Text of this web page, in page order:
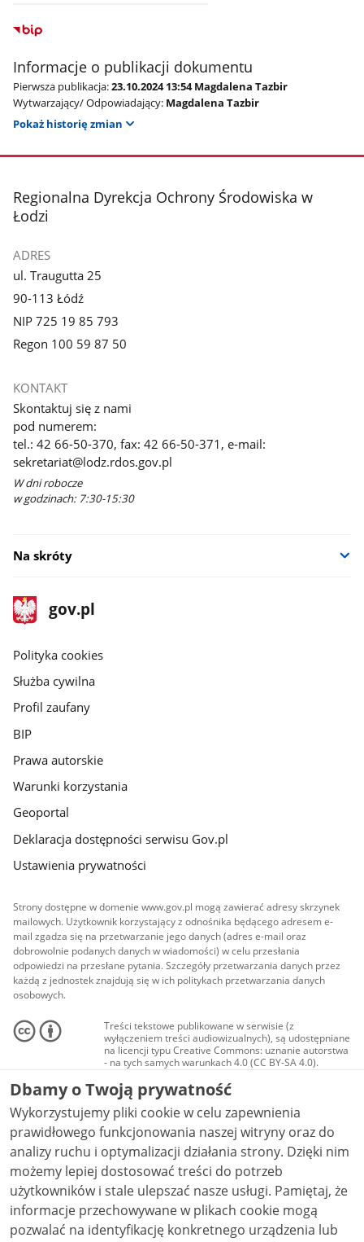
Informacje o publikacji dokumentu
Pierwsza publikacja:23.10.2024 13:54 Magdalena Tazbir
Wytwarzający/ Odpowiadający: Magdalena Tazbir
Pokaż historię zmian
stopka
Regionalna Dyrekcja Ochrony Środowiska w
Łodzi
ADRES
ul. Traugutta 25
90-113 Łódź
NIP 725 19 85 793
Regon 100 59 87 50
KONTAKT
Skontaktuj się z nami
pod numerem:
tel.: 42 66-50-370, fax: 42 66-50-371, e-mail:
sekretariat@lodz.rdos.gov.pl
W dni robocze
w godzinach: 7:30-15:30
Na skróty
stopka
gov.pl
Strona
gov.pl
gov.pl
Polityka cookies
Służba cywilna
Profil zaufany
BIP
Prawa autorskie
Warunki korzystania
Geoportal
Deklaracja dostępności serwisu Gov.pl
Ustawienia prywatności
Strony dostępne w domenie www.gov.pl mogą zawierać adresy skrzynek
mailowych. Użytkownik korzystający z odnośnika będącego adresem e-
mail zgadza się na przetwarzanie jego danych (adres e-mail oraz
dobrowolnie podanych danych w wiadomości) w celu przesłania
odpowiedzi na przesłane pytania. Szczegóły przetwarzania danych przez
każdą z jednostek znajdują się w ich politykach przetwarzania danych
osobowych.
Treści tekstowe publikowane w serwisie (z
wyłączeniem treści audiowizualnych), są udostępniane
na licencji typu Creative Commons: uznanie autorstwa
- na tych samych warunkach 4.0 (CC BY-SA 4.0).
Materiały audiowizualne, w tym zdjęcia, materiały
audio i wideo, są udostępniane na licencji typu
Creative Commons: uznanie autorstwa użycie
niekomercyjne - bez utworów zależnych 4.0 (CC BY-
NC-ND 4.0), o ile nie jest to stwierdzone inaczej.
Dbamy o Twoją prywatność
Wykorzystujemy pliki cookie w celu zapewnienia
prawidłowego funkcjonowania naszej witryny oraz do
analizy ruchu i optymalizacji działania strony. Dzięki nim
możemy lepiej dostosować treści do potrzeb
użytkowników i stale ulepszać nasze usługi. Pamiętaj, że
informacje przechowywane w plikach cookie mogą
pozwalać na identyfikację konkretnego urządzenia lub